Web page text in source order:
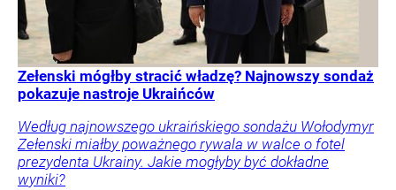
Zełenski mógłby stracić władzę? Najnowszy sondaż
pokazuje nastroje Ukraińców
Według najnowszego ukraińskiego sondażu Wołodymyr
Zełenski miałby poważnego rywala w walce o fotel
prezydenta Ukrainy. Jakie mogłyby być dokładne
wyniki?